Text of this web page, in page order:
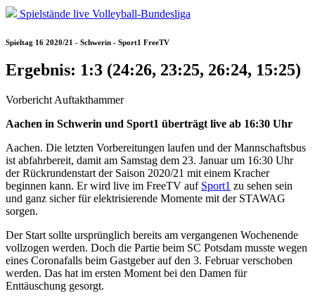
Spielstände live Volleyball-Bundesliga
Spieltag 16 2020/21 - Schwerin - Sport1 FreeTV
Ergebnis: 1:3 (24:26, 23:25, 26:24, 15:25)
Vorbericht Auftakthammer
Aachen in Schwerin und Sport1 überträgt live ab 16:30 Uhr
Aachen. Die letzten Vorbereitungen laufen und der Mannschaftsbus
ist abfahrbereit, damit am Samstag dem 23. Januar um 16:30 Uhr
der Rückrundenstart der Saison 2020/21 mit einem Kracher
beginnen kann. Er wird live im FreeTV auf Sport1 zu sehen sein
und ganz sicher für elektrisierende Momente mit der STAWAG
sorgen.
Der Start sollte ursprünglich bereits am vergangenen Wochenende
vollzogen werden. Doch die Partie beim SC Potsdam musste wegen
eines Coronafalls beim Gastgeber auf den 3. Februar verschoben
werden. Das hat im ersten Moment bei den Damen für
Enttäuschung gesorgt.